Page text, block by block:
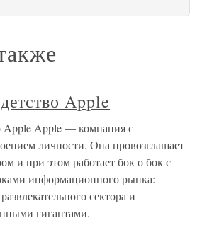
Apple
Apple Apple — компания с
личности. Она провозглашает
и при этом работает бок о бок с
информационного рынка:
сектора и
гигантами.